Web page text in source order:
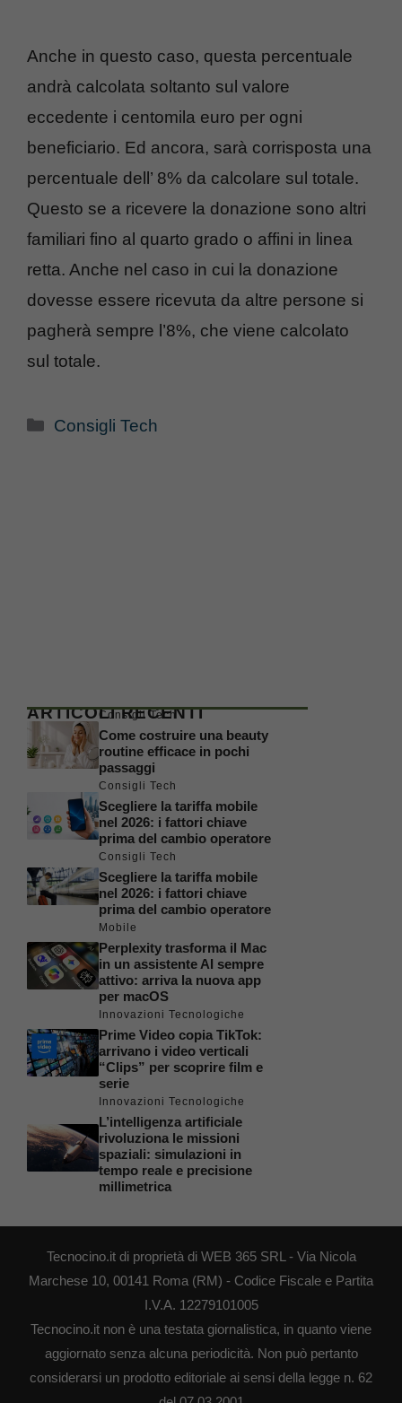
Anche in questo caso, questa percentuale
andrà calcolata soltanto sul valore
eccedente i centomila euro per ogni
beneficiario. Ed ancora, sarà corrisposta una
percentuale dell’ 8% da calcolare sul totale.
Questo se a ricevere la donazione sono altri
familiari fino al quarto grado o affini in linea
retta. Anche nel caso in cui la donazione
dovesse essere ricevuta da altre persone si
pagherà sempre l’8%, che viene calcolato
sul totale.
Categorie
Consigli Tech
ARTICOLI RECENTI
Consigli Tech
Come costruire una beauty
routine efficace in pochi
passaggi
Consigli Tech
Scegliere la tariffa mobile
nel 2026: i fattori chiave
prima del cambio operatore
Consigli Tech
Scegliere la tariffa mobile
nel 2026: i fattori chiave
prima del cambio operatore
Mobile
Perplexity trasforma il Mac
in un assistente AI sempre
attivo: arriva la nuova app
per macOS
Innovazioni Tecnologiche
Prime Video copia TikTok:
arrivano i video verticali
“Clips” per scoprire film e
serie
Innovazioni Tecnologiche
L’intelligenza artificiale
rivoluziona le missioni
spaziali: simulazioni in
tempo reale e precisione
millimetrica
Tecnocino.it di proprietà di WEB 365 SRL - Via Nicola
Marchese 10, 00141 Roma (RM) - Codice Fiscale e Partita
I.V.A. 12279101005
Tecnocino.it non è una testata giornalistica, in quanto viene
aggiornato senza alcuna periodicità. Non può pertanto
considerarsi un prodotto editoriale ai sensi della legge n. 62